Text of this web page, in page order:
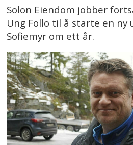
Solon Eiendom jobber
Ung Follo til å starte en ny
Sofiemyr om ett år.